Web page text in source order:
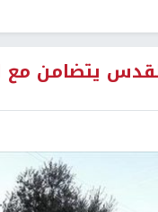
القدس يتضامن